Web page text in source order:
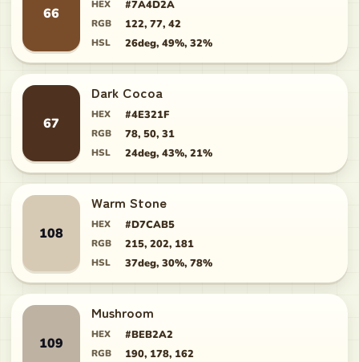
66
HEX #7A4D2A
RGB 122, 77, 42
HSL 26deg, 49%, 32%
67
Dark Cocoa
HEX #4E321F
RGB 78, 50, 31
HSL 24deg, 43%, 21%
108
Warm Stone
HEX #D7CAB5
RGB 215, 202, 181
HSL 37deg, 30%, 78%
109
Mushroom
HEX #BEB2A2
RGB 190, 178, 162